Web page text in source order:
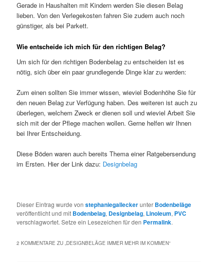
Gerade in Haushalten mit Kindern werden Sie diesen Belag
lieben. Von den Verlegekosten fahren Sie zudem auch noch
günstiger, als bei Parkett.
Wie entscheide ich mich für den richtigen Belag?
Um sich für den richtigen Bodenbelag zu entscheiden ist es
nötig, sich über ein paar grundlegende Dinge klar zu werden:
Zum einen sollten Sie immer wissen, wieviel Bodenhöhe Sie für
den neuen Belag zur Verfügung haben. Des weiteren ist auch zu
überlegen, welchem Zweck er dienen soll und wieviel Arbeit Sie
sich mit der der Pflege machen wollen. Gerne helfen wir Ihnen
bei Ihrer Entscheidung.
Diese Böden waren auch bereits Thema einer Ratgebersendung
im Ersten. Hier der Link dazu: Designbelag
Dieser Eintrag wurde vonstephaniegalleckerunter Bodenbeläge
veröffentlicht und mit Bodenbelag, Designbelag, Linoleum, PVC
verschlagwortet. Setze ein Lesezeichen für den Permalink.
2 KOMMENTARE ZU „ DESIGNBELÄGE IMMER MEHR IM KOMMEN“